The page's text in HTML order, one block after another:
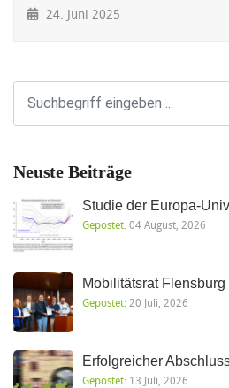
24. Juni 2025
Neuste Beiträge
Studie der Europa-
Gepostet:04 August, 2026
Mobilitätsrat Flensburg
Gepostet: 20 Juli, 2026
Erfolgreicher
Gepostet: 13 Juli, 2026